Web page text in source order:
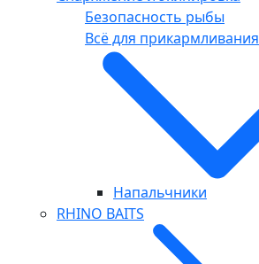
Безопасность рыбы
Всё для прикармливания
Напальчники
RHINO BAITS